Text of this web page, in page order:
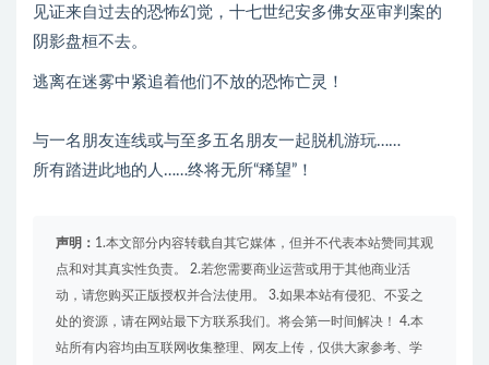
见证来自过去的恐怖幻觉，十七世纪安多佛女巫审判案的
阴影盘桓不去。
逃离在迷雾中紧追着他们不放的恐怖亡灵！
与一名朋友连线或与至多五名朋友一起脱机游玩……
所有踏进此地的人……终将无所“稀望”！
声明： 1.本文部分内容转载自其它媒体，但并不代表本站赞同其观
点和对其真实性负责。 2.若您需要商业运营或用于其他商业活
动，请您购买正版授权并合法使用。 3.如果本站有侵犯、不妥之
处的资源，请在网站最下方联系我们。将会第一时间解决！ 4.本
站所有内容均由互联网收集整理、网友上传，仅供大家参考、学